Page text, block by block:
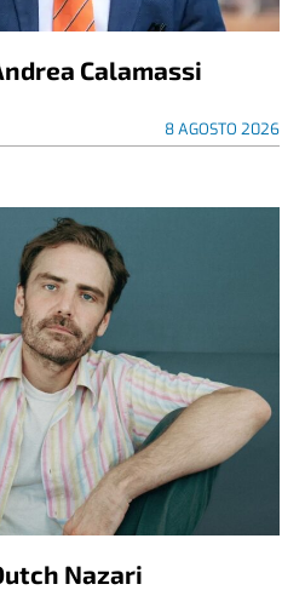
Calamassi
8 AGOSTO 2026
Nazari